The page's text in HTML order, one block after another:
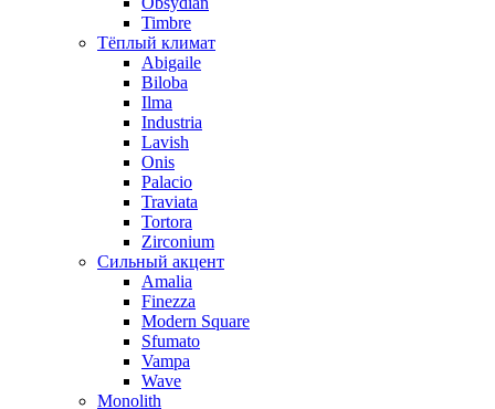
Timbre
Тёплый климат
Abigaile
Biloba
Ilma
Industria
Lavish
Onis
Palacio
Traviata
Tortora
Zirconium
Сильный акцент
Amalia
Finezza
Modern Square
Sfumato
Vampa
Wave
Monolith